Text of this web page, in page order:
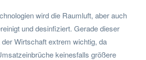
wird die Raumluft, aber auch
und desinfiziert. Gerade dieser
Wirtschaft extrem wichtig, da
keinesfalls größere